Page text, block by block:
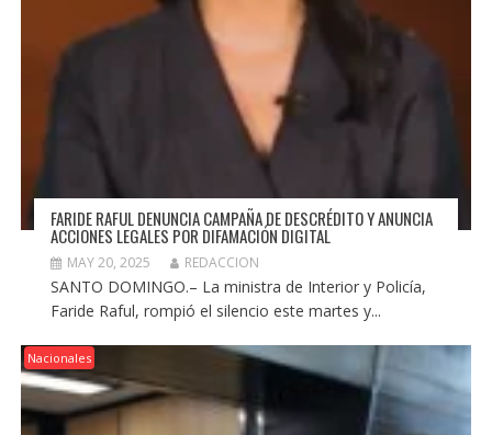
FARIDE RAFUL DENUNCIA CAMPAÑA DE DESCRÉDITO Y ANUNCIA
ACCIONES LEGALES POR DIFAMACIÓN DIGITAL
MAY 20, 2025 REDACCION
SANTO DOMINGO.– La ministra de Interior y Policía,
Faride Raful, rompió el silencio este martes y...
Nacionales